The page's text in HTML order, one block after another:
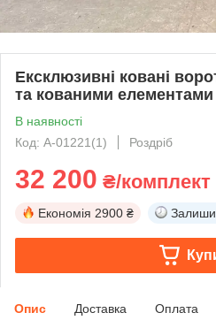
Ексклюзивні ковані
та кованими
В наявності
Код: А-01221(1)
Роздріб
32 200 ₴/комплект
Економія 2900 ₴
Опис Доставка Оплата